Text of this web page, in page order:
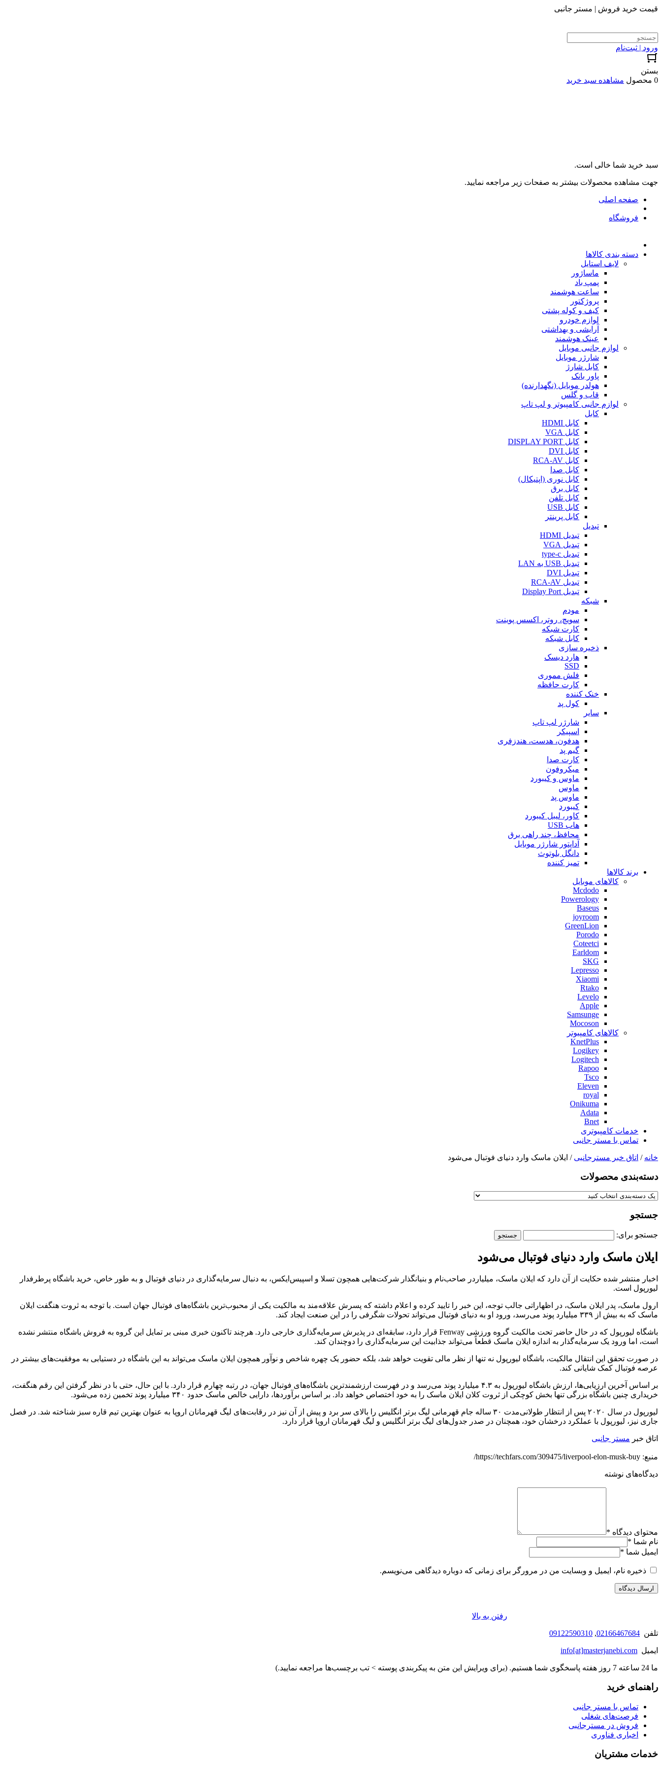
قیمت خرید فروش | مستر جانبی
ورود | ثبت‌نام
بستن
0 محصول
مشاهده سبد خرید
سبد خرید شما خالی است.
جهت مشاهده محصولات بیشتر به صفحات زیر مراجعه نمایید.
صفحه اصلی
فروشگاه
دسته بندی کالاها
لایف استایل
ماساژور
پمپ باد
ساعت هوشمند
پروژکتور
کیف و کوله پشتی
لوازم خودرو
آرایشی و بهداشتی
عینک هوشمند
لوازم جانبی موبایل
شارژر موبایل
کابل شارژ
پاور بانک
هولدر موبایل (نگهدارنده)
قاب و گلس
لوازم جانبی کامپیوتر و لپ تاپ
کابل
کابل HDMI
کابل VGA
کابل DISPLAY PORT
کابل DVI
کابل RCA-AV
کابل صدا
کابل نوری (اپتیکال)
کابل برق
کابل تلفن
کابل USB
کابل پرینتر
تبدیل
تبدیل HDMI
تبدیل VGA
تبدیل type-c
تبدیل USB به LAN
تبدیل DVI
تبدیل RCA-AV
تبدیل Display Port
شبکه
مودم
سویچ، روتر، اکسس پوینت
کارت شبکه
کابل شبکه
ذخیره سازی
هارد دیسک
SSD
فلش مموری
کارت حافظه
خنک کننده
کول پد
سایر
شارژر لپ تاپ
اسپیکر
هدفون، هدست، هندزفری
گیم پد
کارت صدا
میکروفون
ماوس و کیبورد
ماوس
ماوس پد
کیبورد
کاور، لیبل کیبورد
هاب USB
محافظ، چند راهی برق
آداپتور شارژر موبایل
دانگل بلوتوث
تمیز کننده
برند کالاها
کالاهای موبایل
Mcdodo
Powerology
Baseus
joyroom
GreenLion
Porodo
Coteetci
Earldom
SKG
Lepresso
Xiaomi
Rtako
Levelo
Apple
Samsunge
Mocoson
کالاهای کامپیوتر
KnetPlus
Logikey
Logitech
Rapoo
Tsco
Eleven
royal
Onikuma
Adata
Bnet
خدمات کامپیوتری
تماس با مستر جانبی
خانه / اتاق خبر مسترجانبی / ایلان ماسک وارد دنیای فوتبال می‌شود
دسته‌بندی‌ محصولات
جستجو
جستجو برای:
ایلان ماسک وارد دنیای فوتبال می‌شود
اخبار منتشر شده حکایت از آن دارد که ایلان ماسک، میلیاردر صاحب‌نام و بنیانگذار شرکت‌هایی همچون تسلا و اسپیس‌ایکس، به دنبال سرمایه‌گذاری در دنیای فوتبال و به طور خاص، خرید باشگاه پرطرفدار
لیورپول است.
ارول ماسک، پدر ایلان ماسک، در اظهاراتی جالب توجه، این خبر را تایید کرده و اعلام داشته که پسرش علاقه‌مند به مالکیت یکی از محبوب‌ترین باشگاه‌های فوتبال جهان است. با توجه به ثروت هنگفت ایلان
ماسک که به بیش از ۳۳۹ میلیارد پوند می‌رسد، ورود او به دنیای فوتبال می‌تواند تحولات شگرفی را در این صنعت ایجاد کند.
باشگاه لیورپول که در حال حاضر تحت مالکیت گروه ورزشی Fenway قرار دارد، سابقه‌ای در پذیرش سرمایه‌گذاری خارجی دارد. هرچند تاکنون خبری مبنی بر تمایل این گروه به فروش باشگاه منتشر نشده
است، اما ورود یک سرمایه‌گذار به اندازه ایلان ماسک قطعاً می‌تواند جذابیت این سرمایه‌گذاری را دوچندان کند.
در صورت تحقق این انتقال مالکیت، باشگاه لیورپول نه تنها از نظر مالی تقویت خواهد شد، بلکه حضور یک چهره شاخص و نوآور همچون ایلان ماسک می‌تواند به این باشگاه در دستیابی به موفقیت‌های بیشتر در
عرصه فوتبال کمک شایانی کند.
بر اساس آخرین ارزیابی‌ها، ارزش باشگاه لیورپول به ۴.۳ میلیارد پوند می‌رسد و در فهرست ارزشمندترین باشگاه‌های فوتبال جهان، در رتبه چهارم قرار دارد. با این حال، حتی با در نظر گرفتن این رقم هنگفت،
خریداری چنین باشگاه بزرگی تنها بخش کوچکی از ثروت کلان ایلان ماسک را به خود اختصاص خواهد داد. بر اساس برآوردها، دارایی خالص ماسک حدود ۳۴۰ میلیارد پوند تخمین زده می‌شود.
لیورپول در سال ۲۰۲۰ پس از انتظار طولانی‌مدت ۳۰ ساله جام قهرمانی لیگ برتر انگلیس را بالای سر برد و پیش از آن نیز در رقابت‌های لیگ قهرمانان اروپا به عنوان بهترین تیم قاره سبز شناخته شد. در فصل
جاری نیز، لیورپول با عملکرد درخشان خود، همچنان در صدر جدول‌های لیگ برتر انگلیس و لیگ قهرمانان اروپا قرار دارد.
اتاق خبر مستر جانبی
منبع: https://techfars.com/309475/liverpool-elon-musk-buy/
دیدگاه‌های نوشته
محتوای دیدگاه *
نام شما *
ایمیل شما *
ذخیره نام، ایمیل و وبسایت من در مرورگر برای زمانی که دوباره دیدگاهی می‌نویسم.
رفتن به بالا
تلفن 02166467684
,
09122590310
ایمیل info[at]masterjanebi.com
ما 24 ساعته 7 روز هفته پاسخگوی شما هستیم. (برای ویرایش این متن به پیکربندی پوسته > تب برچسب‌ها مراجعه نمایید.)
راهنمای خرید
تماس با مستر جانبی
فرصت‌های شغلی
فروش در مسترجانبی
اخباری فناوری
خدمات مشتریان